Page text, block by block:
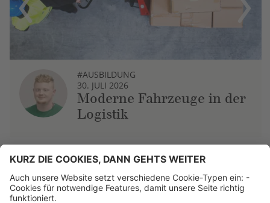
Previous
#AUSBILDUNG
30. JULI 2026
Moderne Fahrzeuge in der
Logistik
Next